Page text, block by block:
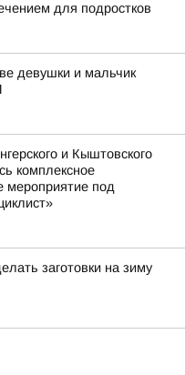
для подростков
девушки и мальчик
и Кыштовского
комплексное
мероприятие под
заготовки на зиму